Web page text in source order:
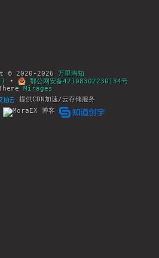
© 2020-2026 万里淘知
•
鄂公网安备42108302230134号
Mirages
提供CDN加速/云存储服务